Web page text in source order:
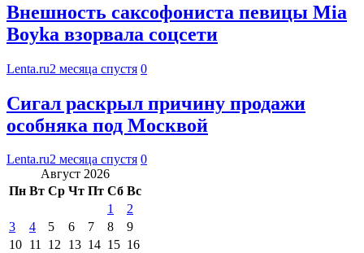
Внешность саксофониста певицы Mia
Boyka взорвала соцсети
Lenta.ru2 месяца спустя 0
Сигал раскрыл причину продажи
особняка под Москвой
Lenta.ru2 месяца спустя 0
Август 2026
Пн Вт Ср Чт Пт Сб Вс
1
2
3
4 5 6 7 8
9
10 11 12 13 14 15 16